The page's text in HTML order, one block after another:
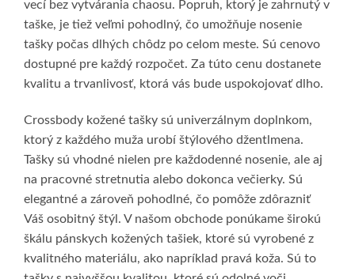
vecí bez vytvárania chaosu. Popruh, ktorý je zahrnutý v
taške, je tiež veľmi pohodlný, čo umožňuje nosenie
tašky počas dlhých chôdz po celom meste. Sú cenovo
dostupné pre každý rozpočet. Za túto cenu dostanete
kvalitu a trvanlivosť, ktorá vás bude uspokojovať dlho.
Crossbody kožené tašky sú univerzálnym doplnkom,
ktorý z každého muža urobí štýlového džentlmena.
Tašky sú vhodné nielen pre každodenné nosenie, ale aj
na pracovné stretnutia alebo dokonca večierky. Sú
elegantné a zároveň pohodlné, čo pomôže zdôrazniť
Váš osobitný štýl. V našom obchode ponúkame širokú
škálu pánskych kožených tašiek, ktoré sú vyrobené z
kvalitného materiálu, ako napríklad pravá koža. Sú to